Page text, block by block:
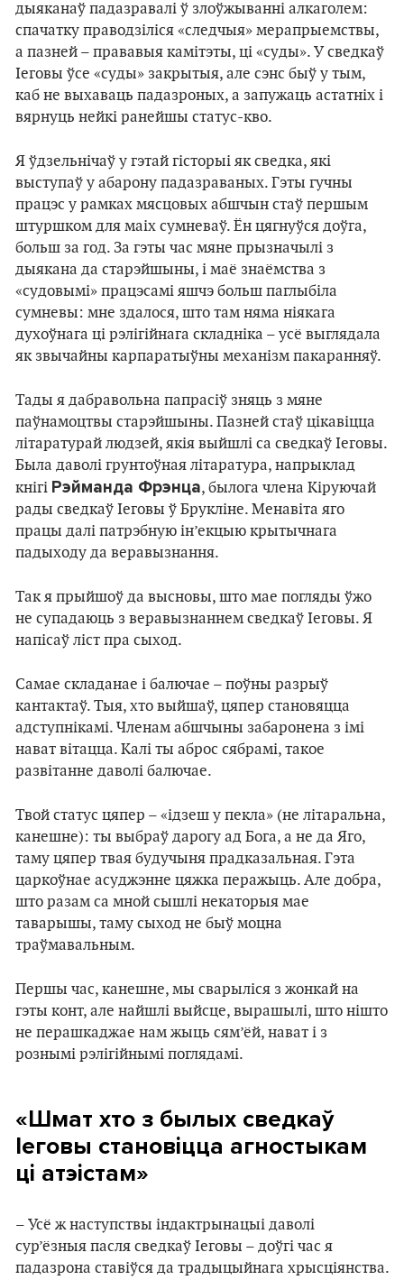
дыяканаў падазравалі ў злоўжыванні алкаголем:
спачатку праводзіліся «следчыя» мерапрыемствы,
а пазней – прававыя камітэты, ці «суды». У сведкаў
Іеговы ўсе «суды» закрытыя, але сэнс быў у тым,
каб не выхаваць падазроных, а запужаць астатніх і
вярнуць нейкі ранейшы статус-кво.
Я ўдзельнічаў у гэтай гісторыі як сведка, які
выступаў у абарону падазраваных. Гэты гучны
працэс у рамках мясцовых абшчын стаў першым
штуршком для маіх сумневаў. Ён цягнуўся доўга,
больш за год. За гэты час мяне прызначылі з
дыякана да старэйшыны, і маё знаёмства з
«судовымі» працэсамі яшчэ больш паглыбіла
сумневы: мне здалося, што там няма ніякага
духоўнага ці рэлігійнага складніка – усё выглядала
як звычайны карпаратыўны механізм пакаранняў.
Тады я дабравольна папрасіў зняць з мяне
паўнамоцтвы старэйшыны. Пазней стаў цікавіцца
літаратурай людзей, якія выйшлі са сведкаў Іеговы.
Была даволі грунтоўная літаратура, напрыклад
кнігі Рэйманда Фрэнца, былога члена Кіруючай
рады сведкаў Іеговы ў Брукліне. Менавіта яго
працы далі патрэбную ін’екцыю крытычнага
падыходу да веравызнання.
Так я прыйшоў да высновы, што мае погляды ўжо
не супадаюць з веравызнаннем сведкаў Іеговы. Я
напісаў ліст пра сыход.
Самае складанае і балючае – поўны разрыў
кантактаў. Тыя, хто выйшаў, цяпер становяцца
адступнікамі. Членам абшчыны забаронена з імі
нават вітацца. Калі ты аброс сябрамі, такое
развітанне даволі балючае.
Твой статус цяпер – «ідзеш у пекла» (не літаральна,
канешне): ты выбраў дарогу ад Бога, а не да Яго,
таму цяпер твая будучыня прадказальная. Гэта
царкоўнае асуджэнне цяжка перажыць. Але добра,
што разам са мной сышлі некаторыя мае
таварышы, таму сыход не быў моцна
траўмавальным.
Першы час, канешне, мы сварыліся з жонкай на
гэты конт, але найшлі выйсце, вырашылі, што нішто
не перашкаджае нам жыць сям’ёй, нават і з
рознымі рэлігійнымі поглядамі.
«Шмат хто з былых сведкаў
Іеговы становіцца агностыкам
ці атэістам»
– Усё ж наступствы індактрынацыі даволі
сур’ёзныя пасля сведкаў Іеговы – доўгі час я
падазрона ставіўся да традыцыйнага хрысціянства.